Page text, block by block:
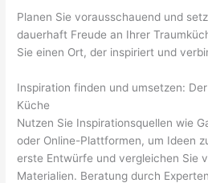
Planen Sie vorausschauend und
dauerhaft Freude an Ihrer
Sie einen Ort, der inspiriert und
Inspiration finden und umsetzen:
Küche
Nutzen Sie Inspirationsquellen wie
oder Online-Plattformen, um Ideen
erste Entwürfe und vergleichen Sie
Materialien. Beratung durch